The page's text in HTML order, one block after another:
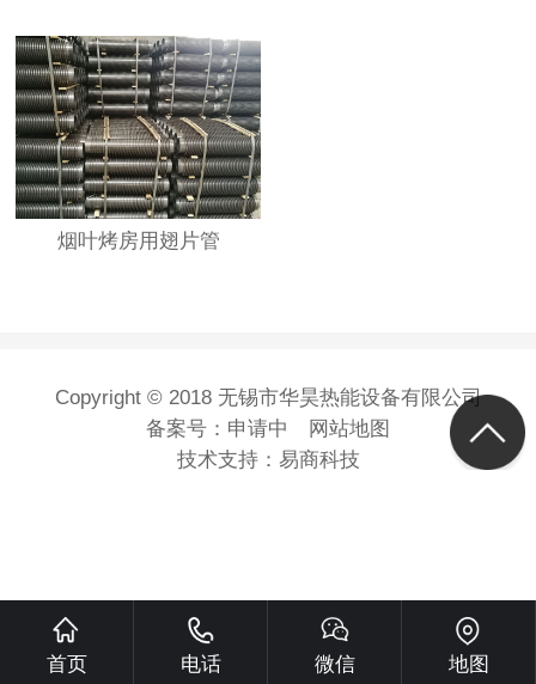
烟叶烤房用翅片管
Copyright © 2018 无锡市华昊热能设备有限公司
备案号： 申请中
网站地图
技术支持： 易商科技
首页 电话 微信 地图